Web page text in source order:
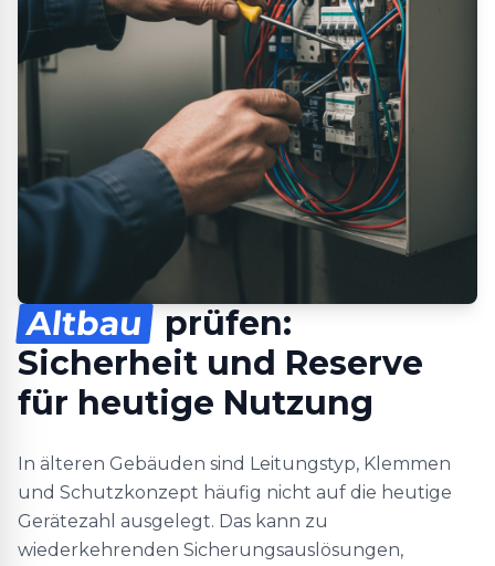
Altbau
prüfen:
Sicherheit und Reserve
für heutige Nutzung
In älteren Gebäuden sind Leitungstyp, Klemmen
und Schutzkonzept häufig nicht auf die heutige
Gerätezahl ausgelegt. Das kann zu
wiederkehrenden Sicherungsauslösungen,